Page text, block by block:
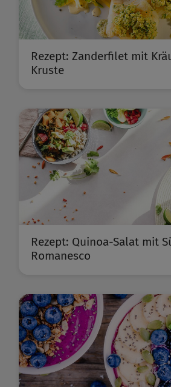
Rezept: Zanderfilet mit
Kruste
Rezept: Quinoa-Salat mit
Romanesco